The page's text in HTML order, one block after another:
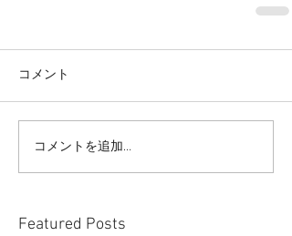
コメント
コメントを追加…
Featured Posts